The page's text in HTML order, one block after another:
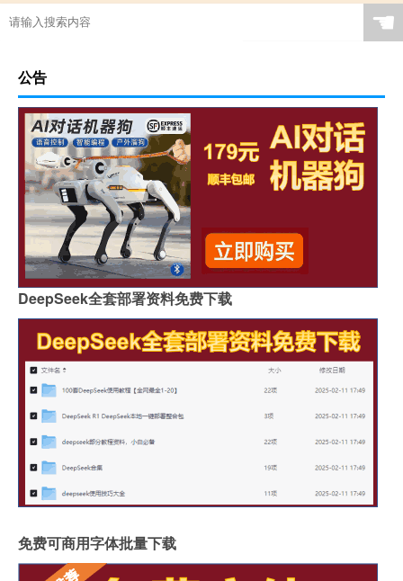
☚
公告
DeepSeek全套部署资料免费下载
免费可商用字体批量下载